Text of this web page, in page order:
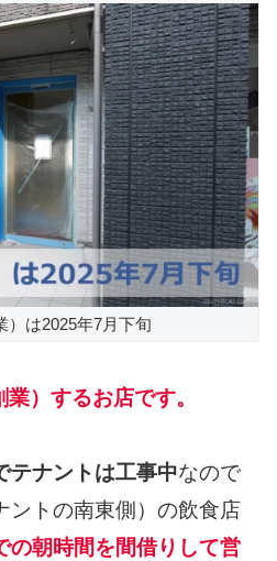
）は2025年7月下旬
）するお店です。
テナントは工事中なので
ントの南東側）の飲食店
の朝時間を間借りして営